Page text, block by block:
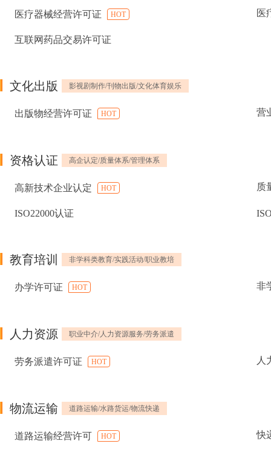
医疗器械经营许可证 HOT 医
互联网药品交易许可证
文化出版 影视剧制作/刊物出版/文化体育娱乐
出版物经营许可证 HOT 营
资格认证 高企认定/质量体系/管理体系
高新技术企业认定 HOT 质
ISO22000认证
教育培训 非学科类教育/实践活动/职业教培
办学许可证 HOT 非
人力资源 职业中介/人力资源服务/劳务派遣
劳务派遣许可证 HOT 人
物流运输 道路运输/水路货运/物流快递
道路运输经营许可 HOT 快